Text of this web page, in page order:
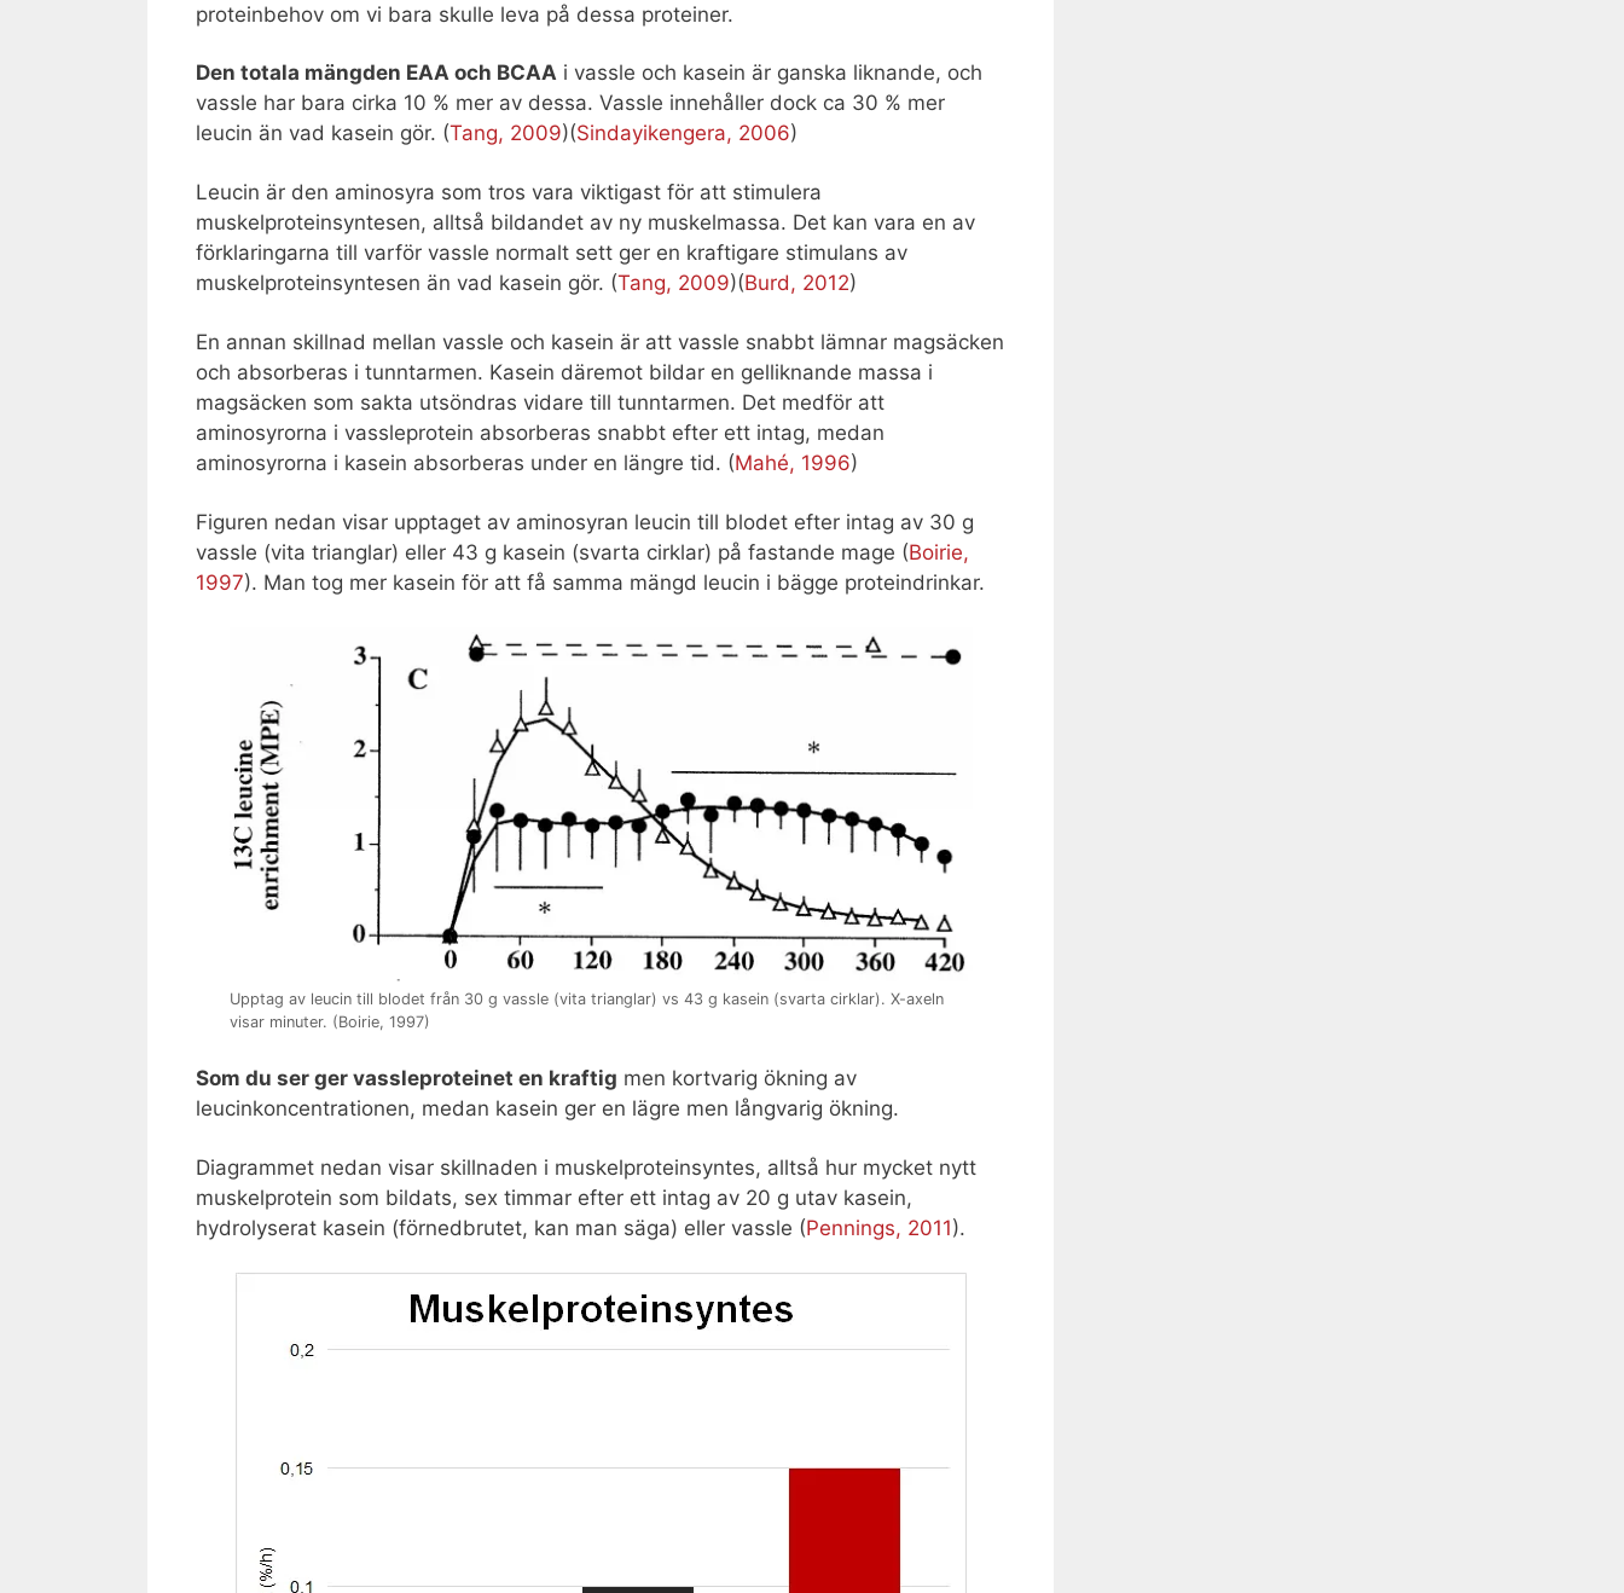
proteinbehov om vi bara skulle leva på dessa proteiner.
Den totala mängden EAA och BCAA i vassle och kasein är ganska liknande, och
vassle har bara cirka 10 % mer av dessa. Vassle innehåller dock ca 30 % mer
leucin än vad kasein gör. (Tang, 2009)(Sindayikengera, 2006)
Leucin är den aminosyra som tros vara viktigast för att stimulera
muskelproteinsyntesen, alltså bildandet av ny muskelmassa. Det kan vara en av
förklaringarna till varför vassle normalt sett ger en kraftigare stimulans av
muskelproteinsyntesen än vad kasein gör. (Tang, 2009)(Burd, 2012)
En annan skillnad mellan vassle och kasein är att vassle snabbt lämnar magsäcken
och absorberas i tunntarmen. Kasein däremot bildar en gelliknande massa i
magsäcken som sakta utsöndras vidare till tunntarmen. Det medför att
aminosyrorna i vassleprotein absorberas snabbt efter ett intag, medan
aminosyrorna i kasein absorberas under en längre tid. (Mahé, 1996)
Figuren nedan visar upptaget av aminosyran leucin till blodet efter intag av 30 g
vassle (vita trianglar) eller 43 g kasein (svarta cirklar) på fastande mage (Boirie,
1997). Man tog mer kasein för att få samma mängd leucin i bägge proteindrinkar.
Upptag av leucin till blodet från 30 g vassle (vita trianglar) vs 43 g kasein (svarta cirklar). X-axeln
visar minuter. (Boirie, 1997)
Som du ser ger vassleproteinet en kraftig men kortvarig ökning av
leucinkoncentrationen, medan kasein ger en lägre men långvarig ökning.
Diagrammet nedan visar skillnaden i muskelproteinsyntes, alltså hur mycket nytt
muskelprotein som bildats, sex timmar efter ett intag av 20 g utav kasein,
hydrolyserat kasein (förnedbrutet, kan man säga) eller vassle (Pennings, 2011).